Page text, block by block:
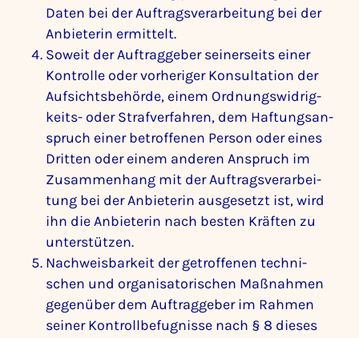
Daten bei der Auftrags­ver­ar­bei­tung bei der
Anbie­terin ermit­telt.
Soweit der Auftrag­geber seiner­seits einer
Kontrolle oder vorhe­riger Konsul­ta­tion der
Aufsichts­be­hörde, einem Ordnungs­wid­rig­
keits- oder Straf­ver­fahren, dem Haftungs­an­
spruch einer betrof­fenen Person oder eines
Dritten oder einem anderen Anspruch im
Zusam­men­hang mit der Auftrags­ver­ar­bei­
tung bei der Anbie­terin ausge­setzt ist, wird
ihn die Anbie­terin nach besten Kräften zu
unter­stützen.
Nach­weis­bar­keit der getrof­fenen tech­ni­
schen und orga­ni­sa­to­ri­schen Maßnahmen
gegen­über dem Auftrag­geber im Rahmen
seiner Kontroll­be­fug­nisse nach § 8 dieses